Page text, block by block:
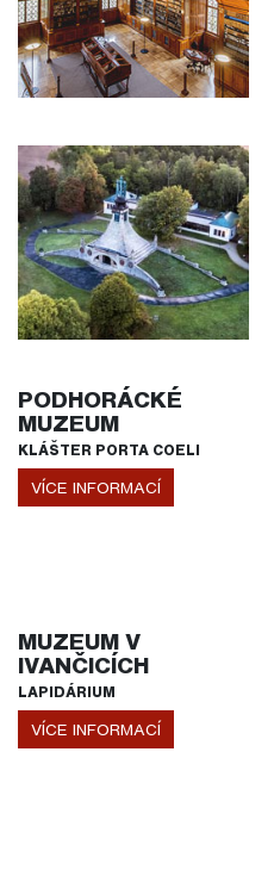
PODHORÁCKÉ
MUZEUM
KLÁŠTER PORTA COELI
VÍCE INFORMACÍ
MUZEUM V
IVANČICÍCH
LAPIDÁRIUM
VÍCE INFORMACÍ